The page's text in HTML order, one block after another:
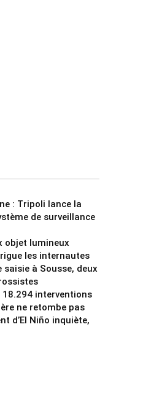
: Tripoli lance la
de surveillance
objet lumineux
les internautes
saisie à Sousse, deux
18.294 interventions
ne retombe pas
d’El Niño inquiète,